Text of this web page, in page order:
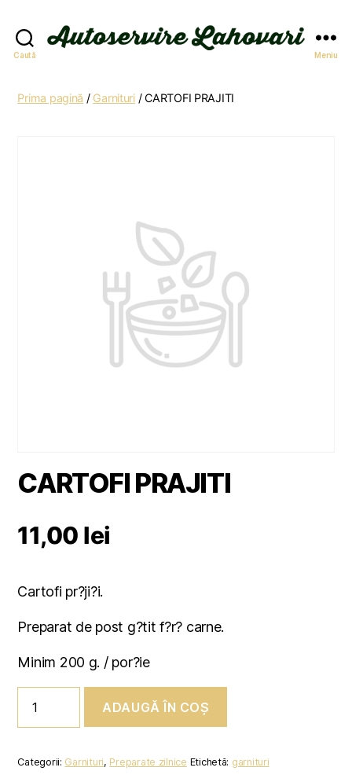
Caută Meniu
Prima pagină / Garnituri/ CARTOFI PRAJITI
CARTOFI PRAJITI
11,00 lei
Cartofi pr?ji?i.
Preparat de post g?tit f?r? carne.
Minim 200 g. / por?ie
CARTOFI
PRAJITI
ADAUGĂ ÎN COȘ
Categorii: Garnituri, Preparate zilnice Etichetă: garnituri